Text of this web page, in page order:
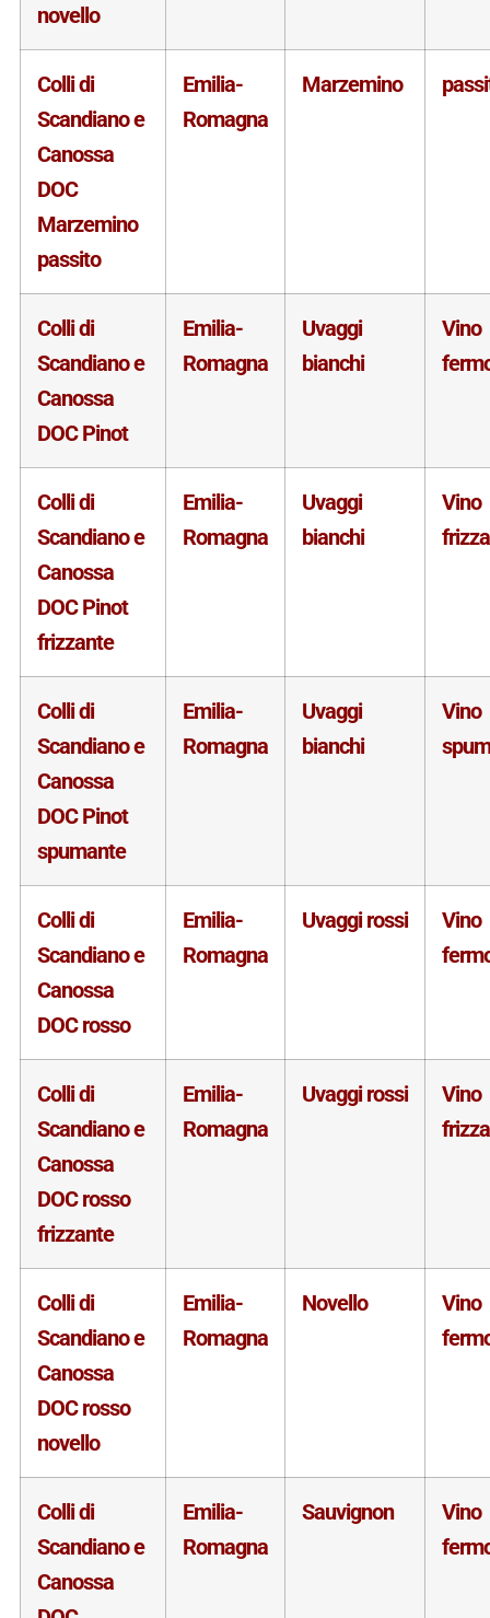
novello
Colli di
Scandiano e
Canossa
DOC
Marzemino
passito
Emilia-
Romagna
Marzemino
Colli di
Scandiano e
Canossa
DOC Pinot
Emilia-
Romagna
Uvaggi
bianchi
Vino
Colli di
Scandiano e
Canossa
DOC Pinot
frizzante
Emilia-
Romagna
Uvaggi
bianchi
Vino
Colli di
Scandiano e
Canossa
DOC Pinot
spumante
Emilia-
Romagna
Uvaggi
bianchi
Vino
Colli di
Scandiano e
Canossa
DOC rosso
Emilia-
Romagna
Uvaggi rossi
Vino
Colli di
Scandiano e
Canossa
DOC rosso
frizzante
Emilia-
Romagna
Uvaggi rossi
Vino
Colli di
Scandiano e
Canossa
DOC rosso
novello
Emilia-
Romagna
Novello
Vino
Colli di
Scandiano e
Canossa
Emilia-
Romagna
Sauvignon
Vino